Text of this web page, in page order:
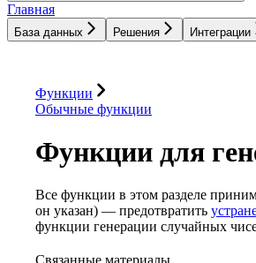
Главная
База данных Решения Интеграции
Функции
Обычные функции
Функции для
Все функции в этом разделе
он указан) — предотвратить
функции генерации случайных